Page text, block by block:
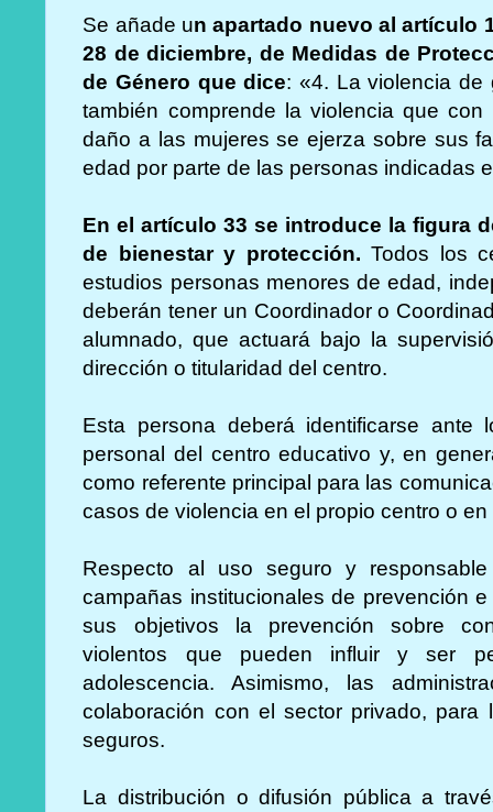
Se añade un apartado nuevo al artículo
28 de diciembre, de Medidas de
de Género que dice: «4. La violencia de
también comprende la violencia que
daño a las mujeres se ejerza sobre sus
edad por parte de las personas indicadas
En el artículo 33 se introduce la figura
de bienestar y protección. Todos los
estudios personas menores de edad,
deberán tener un Coordinador o
alumnado, que actuará bajo la
dirección o titularidad del centro.
Esta persona deberá identificarse
personal del centro educativo y, en
como referente principal para las
casos de violencia en el propio centro o
Respecto al uso seguro y
campañas institucionales de prevención
sus objetivos la prevención sobre
violentos que pueden influir y ser
adolescencia. Asimismo, las
colaboración con el sector privado, para
seguros.
La distribución o difusión pública a